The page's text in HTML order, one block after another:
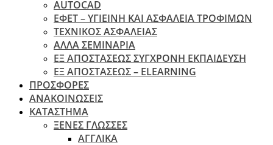
ΑUTOCAD
ΕΦΕΤ – ΥΓΙΕΙΝΗ ΚΑΙ ΑΣΦΑΛΕΙΑ ΤΡΟΦΙΜΩΝ
ΤΕΧΝΙΚΟΣ ΑΣΦΑΛΕΙΑΣ
ΆΛΛΑ ΣΕΜΙΝΑΡΙΑ
EΞ ΑΠΟΣΤΑΣΕΩΣ ΣΥΓΧΡΟΝΗ ΕΚΠΑΙΔΕΥΣΗ
ΕΞ ΑΠΟΣΤΑΣΕΩΣ – ELEARNING
ΠΡΟΣΦΟΡΕΣ
ΑΝΑΚΟΙΝΩΣΕΙΣ
ΚΑΤΑΣΤΗΜΑ
ΞΕΝΕΣ ΓΛΩΣΣΕΣ
ΑΓΓΛΙΚΑ